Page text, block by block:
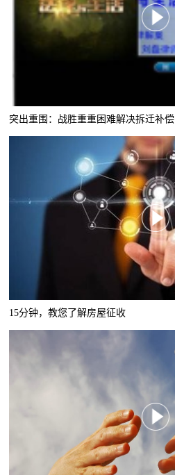
突出重围：战胜重重困难解决拆迁补偿
15分钟，教您了解房屋征收